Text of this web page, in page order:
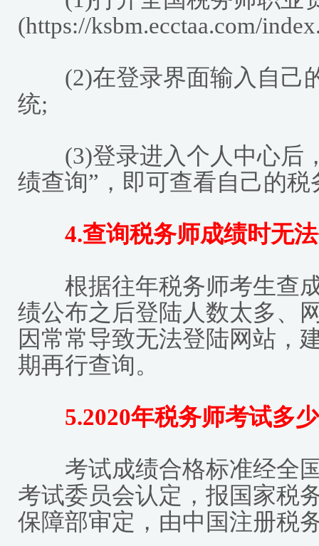
(https://ksbm.ecctaa.com/
(2)在登录界面输入自己
统;
(3)登录进入个人中心后
绩查询”，即可查看自己的
4.查询税务师成绩时无法
根据往年税务师考生查成
绩公布之后登陆人数太多、
因常常导致无法登陆网站，
期再行查询。
5.2020年税务师考试多少
考试成绩合格标准经全国
考试委员会认定，报国家税
保障部审定，由中国注册税